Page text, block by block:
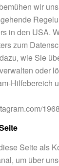
wir
in den USA.
zum
wie Sie
oder
Hilfebereich
Seite als
um über